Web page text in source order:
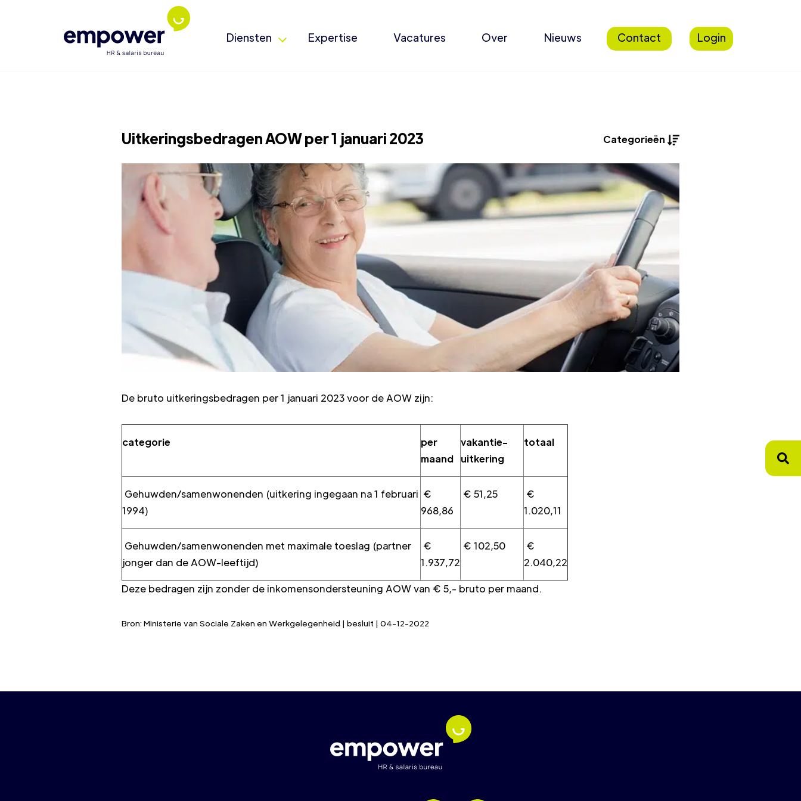
Diensten Expertise Vacatures Over Nieuws Contact Login
Uitkeringsbedragen AOW per 1 januari 2023 Categorieën
De bruto uitkeringsbedragen per 1 januari 2023 voor de AOW zijn:
categorie
per
maand
vakantie-
uitkering
totaal
Gehuwden/samenwonenden (uitkering ingegaan na 1 februari
1994)
€
968,86
€ 51,25
€
1.020,11
Gehuwden/samenwonenden met maximale toeslag (partner
jonger dan de AOW-leeftijd)
€
1.937,72
€ 102,50
€
2.040,22
Deze bedragen zijn zonder de inkomensondersteuning AOW van € 5,- bruto per maand.
Bron: Ministerie van Sociale Zaken en Werkgelegenheid | besluit | 04-12-2022